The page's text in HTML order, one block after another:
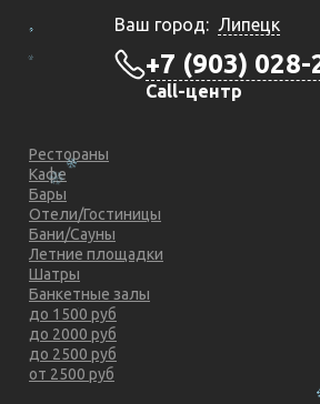
Ваш город: Липецк
+7 (903) 028-
Call-центр
Рестораны
Кафе
Бары
Отели/Гостиницы
Бани/Сауны
Летние площадки
Шатры
Банкетные залы
до 1500 руб
до 2000 руб
до 2500 руб
от 2500 руб